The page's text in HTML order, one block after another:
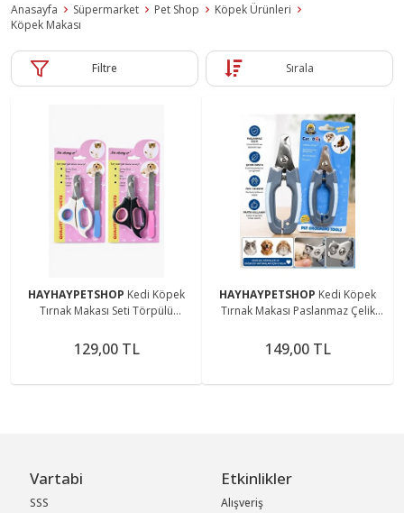
Anasayfa Süpermarket Pet Shop
Köpek Ürünleri
Köpek Makası
Filtre Sırala
HAYHAYPETSHOP Kedi Köpek
Tırnak Makası Seti Törpülü
Pet Tırnak Makası
129,00 TL
HAYHAYPETSHOP Kedi Köpek
Tırnak Makası Paslanmaz Çelik
Kesme Makası
149,00 TL
Vartabi
SSS
Etkinlikler
Alışveriş